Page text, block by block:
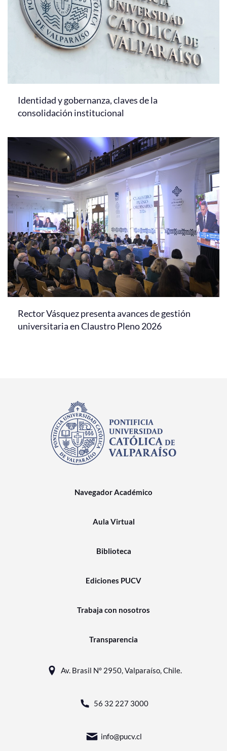
Identidad y gobernanza, claves de la
consolidación institucional
Rector Vásquez presenta avances de gestión
universitaria en Claustro Pleno 2026
Navegador Académico
Aula Virtual
Biblioteca
Ediciones PUCV
Trabaja con nosotros
Transparencia
Av. Brasil N° 2950, Valparaíso, Chile.
56 32 227 3000
info@pucv.cl